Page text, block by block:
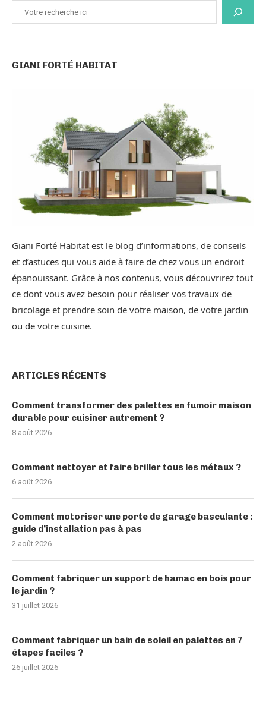
GIANI FORTÉ HABITAT
Giani Forté Habitat est le blog d’informations, de conseils
et d’astuces qui vous aide à faire de chez vous un endroit
épanouissant. Grâce à nos contenus, vous découvrirez tout
ce dont vous avez besoin pour réaliser vos travaux de
bricolage et prendre soin de votre maison, de votre jardin
ou de votre cuisine.
ARTICLES RÉCENTS
Comment transformer des palettes en fumoir maison
durable pour cuisiner autrement ?
8 août 2026
Comment nettoyer et faire briller tous les métaux ?
6 août 2026
Comment motoriser une porte de garage basculante :
guide d’installation pas à pas
2 août 2026
Comment fabriquer un support de hamac en bois pour
le jardin ?
31 juillet 2026
Comment fabriquer un bain de soleil en palettes en 7
étapes faciles ?
26 juillet 2026